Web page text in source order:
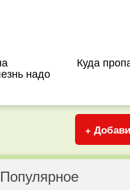
надо
Куда
+
Популярное